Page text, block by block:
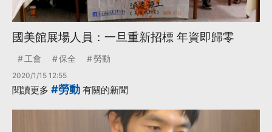
國美館展場人員：一旦重新招標 年資即歸零
工會 保全 勞動
2020/1/15 12:55
閱讀更多 #勞動 有關的新聞